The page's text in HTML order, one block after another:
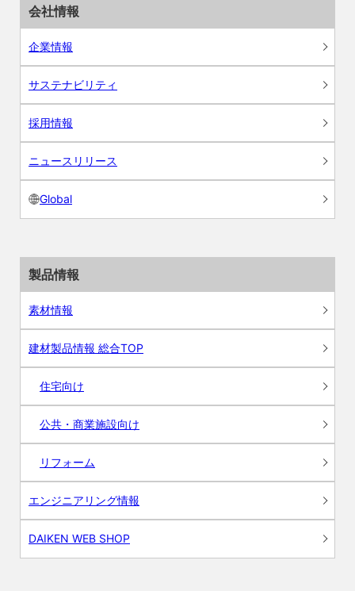
会社情報
企業情報
サステナビリティ
採用情報
ニュースリリース
Global
製品情報
素材情報
建材製品情報 総合TOP
住宅向け
公共・商業施設向け
リフォーム
エンジニアリング情報
DAIKEN WEB SHOP